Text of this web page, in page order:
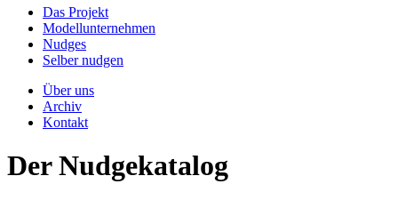
Das Projekt
Modellunternehmen
Nudges
Selber nudgen
Über uns
Archiv
Kontakt
Der Nudgekatalog